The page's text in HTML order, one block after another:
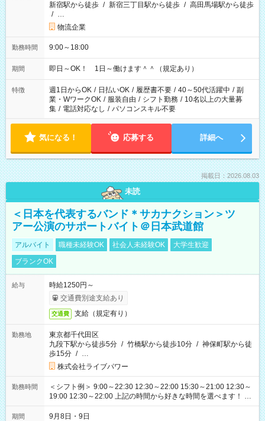
新宿駅から徒歩 / 新宿三丁目駅から徒歩 / 高田馬場駅から徒歩
/ …
物流企業
勤務時間 9:00～18:00
期間 即日～OK！ 1日～働けます＾＾（規定あり）
特徴 週1日からOK / 日払いOK / 履歴書不要 / 40～50代活躍中 / 副
業・WワークOK / 服装自由 / シフト勤務 / 10名以上の大量募
集 / 電話対応なし / パソコンスキル不要
気になる！ 応募する 詳細へ
掲載日：2026.08.03
未読
＜日本を代表するバンド＊サカナクション＞ツ
アー公演のサポートバイト＠日本武道館
アルバイト 職種未経験OK 社会人未経験OK
大学生歓迎
ブランクOK
給与
時給1250円～
交通費別途支給あり
交通費 支給（規定有り）
勤務地
東京都千代田区
九段下駅から徒歩5分 / 竹橋駅から徒歩10分 / 神保町駅から徒
歩15分 / …
株式会社ライブパワー
勤務時間
＜シフト例＞ 9:00～22:30 12:30～22:00 15:30～21:00 12:30～
19:00 12:30～22:00 上記の時間から好きな時間を選べます！ ※
時間は変更となる可能性があります
期間 9月8日・9日